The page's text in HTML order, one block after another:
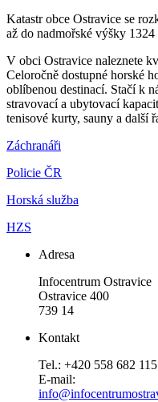
Katastr obce Ostravice se
až do nadmořské výšky 1324
V obci Ostravice naleznete
Celoročně dostupné horské
oblíbenou destinací. Stačí k
stravovací a ubytovací
tenisové kurty, sauny a další
Záchranáři
Policie ČR
Horská služba
HZS
Adresa
Infocentrum Ostravice
Ostravice 400
739 14
Kontakt
Tel.: +420 558 682 115
E-mail: